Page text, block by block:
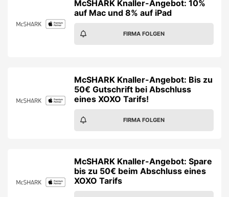
McSHARK Knaller-Angebot: 10%
auf Mac und 8% auf iPad
FIRMA FOLGEN
McSHARK Knaller-Angebot: Bis zu
50€ Gutschrift bei Abschluss
eines XOXO Tarifs!
FIRMA FOLGEN
McSHARK Knaller-Angebot: Spare
bis zu 50€ beim Abschluss eines
XOXO Tarifs